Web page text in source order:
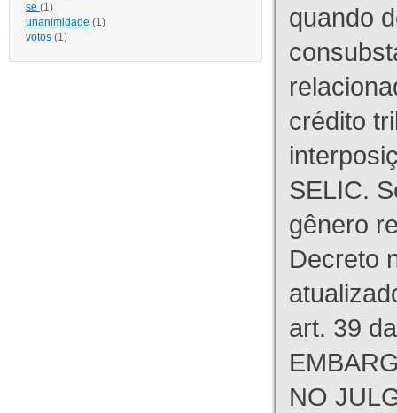
se (1)
unanimidade (1)
votos (1)
quando
crédito
SELIC.
gênero
Decreto
art. 39
NO